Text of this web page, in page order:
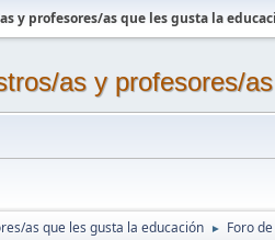
y profesores/as que les gusta la
as y profesores/
as que les gusta la educación ► Foro